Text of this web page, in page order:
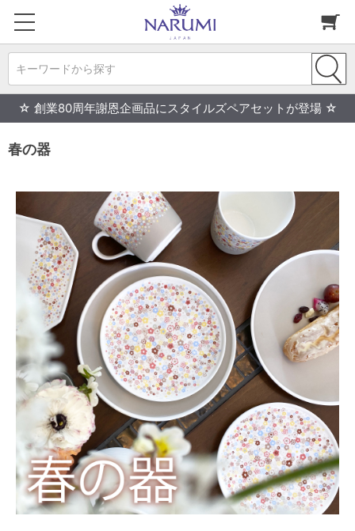
キーワードから探す
☆ 創業80周年謝恩企画品にスタイルズペアセットが登場 ☆
春の器